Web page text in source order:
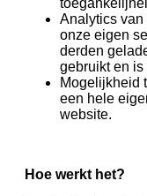
Analytics van
onze eigen
derden
gebruikt en is
Mogelijkheid
een hele
website.
Hoe werkt het?